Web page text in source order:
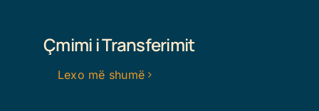
Çmimi i Transferimit
Lexo më shumë